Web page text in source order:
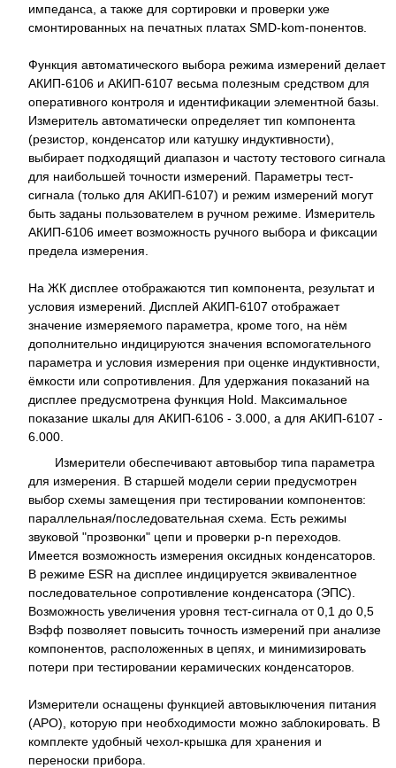
импеданса, а также для сортировки и проверки уже
смонтированных на печатных платах SMD-kom-понентов.
Функция автоматического выбора режима измерений делает
АКИП-6106 и АКИП-6107 весьма полезным средством для
оперативного контроля и идентификации элементной базы.
Измеритель автоматически определяет тип компонента
(резистор, конденсатор или катушку индуктивности),
выбирает подходящий диапазон и частоту тестового сигнала
для наибольшей точности измерений. Параметры тест-
сигнала (только для АКИП-6107) и режим измерений могут
быть заданы пользователем в ручном режиме. Измеритель
АКИП-6106 имеет возможность ручного выбора и фиксации
предела измерения.
На ЖК дисплее отображаются тип компонента, результат и
условия измерений. Дисплей АКИП-6107 отображает
значение измеряемого параметра, кроме того, на нём
дополнительно индицируются значения вспомогательного
параметра и условия измерения при оценке индуктивности,
ёмкости или сопротивления. Для удержания показаний на
дисплее предусмотрена функция Hold. Максимальное
показание шкалы для АКИП-6106 - 3.000, а для АКИП-6107 -
6.000.
Измерители обеспечивают автовыбор типа параметра
для измерения. В старшей модели серии предусмотрен
выбор схемы замещения при тестировании компонентов:
параллельная/последовательная схема. Есть режимы
звуковой "прозвонки" цепи и проверки р-n переходов.
Имеется возможность измерения оксидных конденсаторов.
В режиме ESR на дисплее индицируется эквивалентное
последовательное сопротивление конденсатора (ЭПС).
Возможность увеличения уровня тест-сигнала от 0,1 до 0,5
Вэфф позволяет повысить точность измерений при анализе
компонентов, расположенных в цепях, и минимизировать
потери при тестировании керамических конденсаторов.
Измерители оснащены функцией автовыключения питания
(АРО), которую при необходимости можно заблокировать. В
комплекте удобный чехол-крышка для хранения и
переноски прибора.